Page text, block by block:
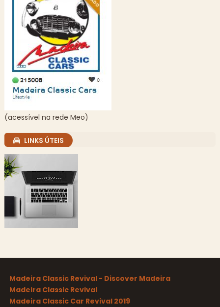
(acessível na rede Meo)
LINKS ÚTEIS
Madeira Classic Revival - Discover Madeira
Madeira Classic Revival
Madeira Classic Car Revival 2019